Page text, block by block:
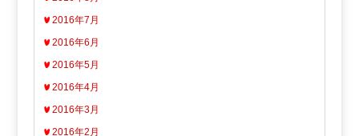
2016年7月
2016年6月
2016年5月
2016年4月
2016年3月
2016年2月